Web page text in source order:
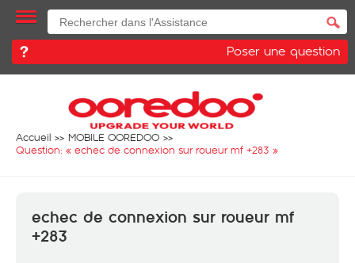
Poser une question
Accueil
MOBILE OOREDOO
Question: « echec de connexion sur roueur mf +283 »
echec de connexion sur roueur mf
+283